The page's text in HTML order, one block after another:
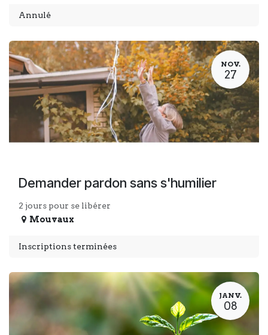
Annulé
NOV.
27
Demander pardon sans s'humilier
2 jours pour se libérer
Mouvaux
Inscriptions terminées
JANV.
08